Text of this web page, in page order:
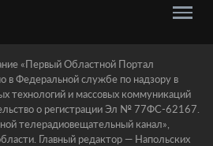
«Первый Областной Портал
в Федеральной службе по надзору в
технологий и массовых коммуникаций
о регистрации Эл № 77ФС-62167.
телерадиовещательный канал»,
Главный редактор — Напольских